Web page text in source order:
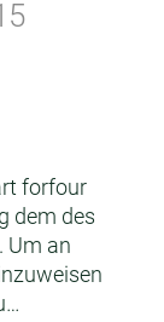
forfour
dem des
Um an